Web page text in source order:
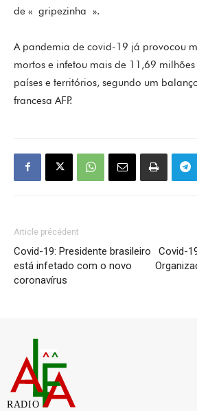
de « gripezinha ».
A pandemia de covid-19 já provocou
mortos e infetou mais de 11,69
países e territórios, segundo um
francesa AFP.
Article précédent
Covid-19: Presidente brasileiro
está infetado com o novo
coronavírus
Covid-
RADIO